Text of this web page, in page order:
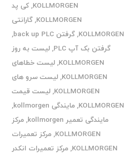
KOLLMORGEN
,کی پد
KOLLMORGEN
,گارانتی
KOLLMORGEN
,گرفتن back up PLC
,
گرفتن بک آپ PLC
,لیست به روز
KOLLMORGEN
,لیست خطاهای
KOLLMORGEN
,لیست سرو های
KOLLMORGEN
,لیست قیمت
KOLLMORGEN
,مایندگی kollmorgen
,
مایندگی تعمیر kollmorgen
,مرکز
KOLLMORGEN
,مرکز تعمیرات
KOLLMORGEN
,مرکز تعمیرات انکدر